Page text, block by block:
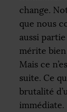
change.
que nous
aussi
mérite bien
Mais ce
suite. Ce
brutalité
immédiate.